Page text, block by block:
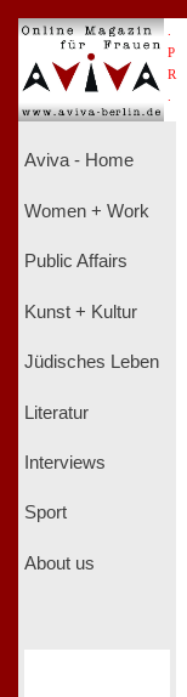
P
R
Aviva - Home
Women + Work
Public Affairs
Kunst + Kultur
Jüdisches Leben
Literatur
Interviews
Sport
About us